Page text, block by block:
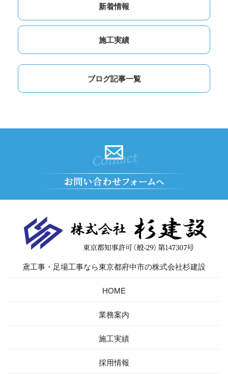
新着情報
施工実績
ブログ記事一覧
鳶工事・足場工事なら東京都府中市の株式会社杉建設
HOME
業務案内
施工実績
採用情報